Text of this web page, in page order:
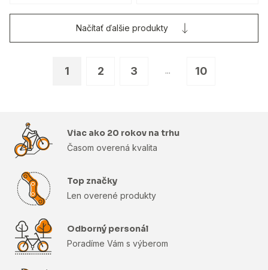
1 2 3 ... 10
Načítať ďalšie produkty
Viac ako 20 rokov na trhu
Časom overená kvalita
Top značky
Len overené produkty
Odborný personál
Poradíme Vám s výberom